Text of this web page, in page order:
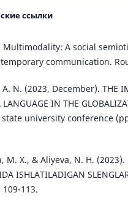
ссылки
Multimodality: A social
communication.
N. (2023, December). THE
IN THE
state university conference
M. X., & Aliyeva, N. H. (2023).
ISHLATILADIGAN
109-113.